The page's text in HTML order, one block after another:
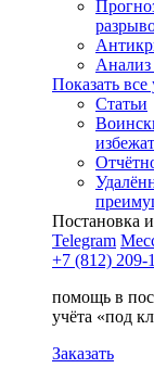
Анализ
Показать все
Статьи
Постановка
Telegram
+7 (812) 209-
помощь в
учёта «под
Заказать